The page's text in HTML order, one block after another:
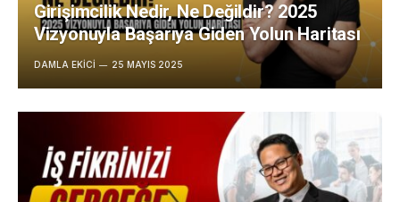
Girişimcilik Nedir, Ne Değildir? 2025
Vizyonuyla Başarıya Giden Yolun Haritası
DAMLA EKICI 25 MAYIS 2025